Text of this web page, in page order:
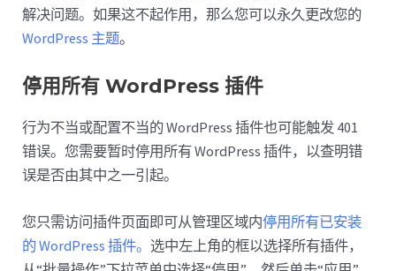
解决问题。如果这不起作用，那么您可以永久更改您的
WordPress 主题。
停用所有 WordPress 插件
行为不当或配置不当的 WordPress 插件也可能触发 401
错误。您需要暂时停用所有 WordPress 插件，以查明错
误是否由其中之一引起。
您只需访问插件页面即可从管理区域内停用所有已安装
的 WordPress 插件。 选中左上角的框以选择所有插件，